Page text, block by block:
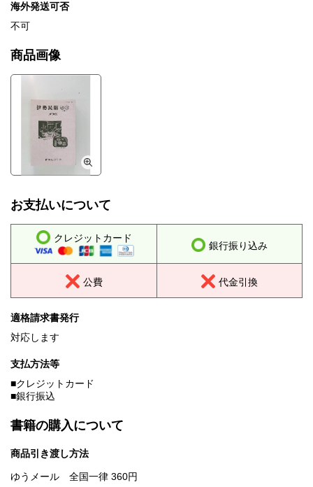
海外発送可否
不可
商品画像
お支払いについて
クレジットカード
銀行振り込み
公費 代金引換
適格請求書発行
対応します
支払方法等
■クレジットカード
■銀行振込
書籍の購入について
商品引き渡し方法
ゆうメール 全国一律 360円